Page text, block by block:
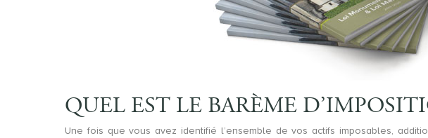
QUEL EST LE BARÈME
Une fois que vous avez identifié l’ensemble de vos actifs imposables,